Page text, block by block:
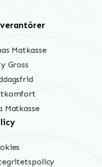
Matkasse
Gross
Matkasse